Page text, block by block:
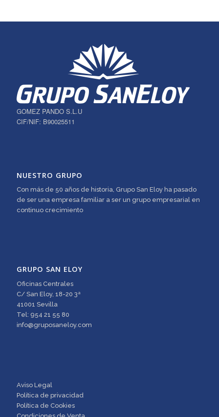
GOMEZ PANDO S.L.U
CIF/NIF: B90025511
NUESTRO GRUPO
Con más de 50 años de historia, Grupo San Eloy ha pasado
de ser una empresa familiar a ser un grupo empresarial en
continuo crecimiento
GRUPO SAN ELOY
Oficinas Centrales
C/ San Eloy, 18-20 3ª
41001 Sevilla
Tel: 954 21 55 80
info@gruposaneloy.com
Aviso Legal
Política de privacidad
Política de Cookies